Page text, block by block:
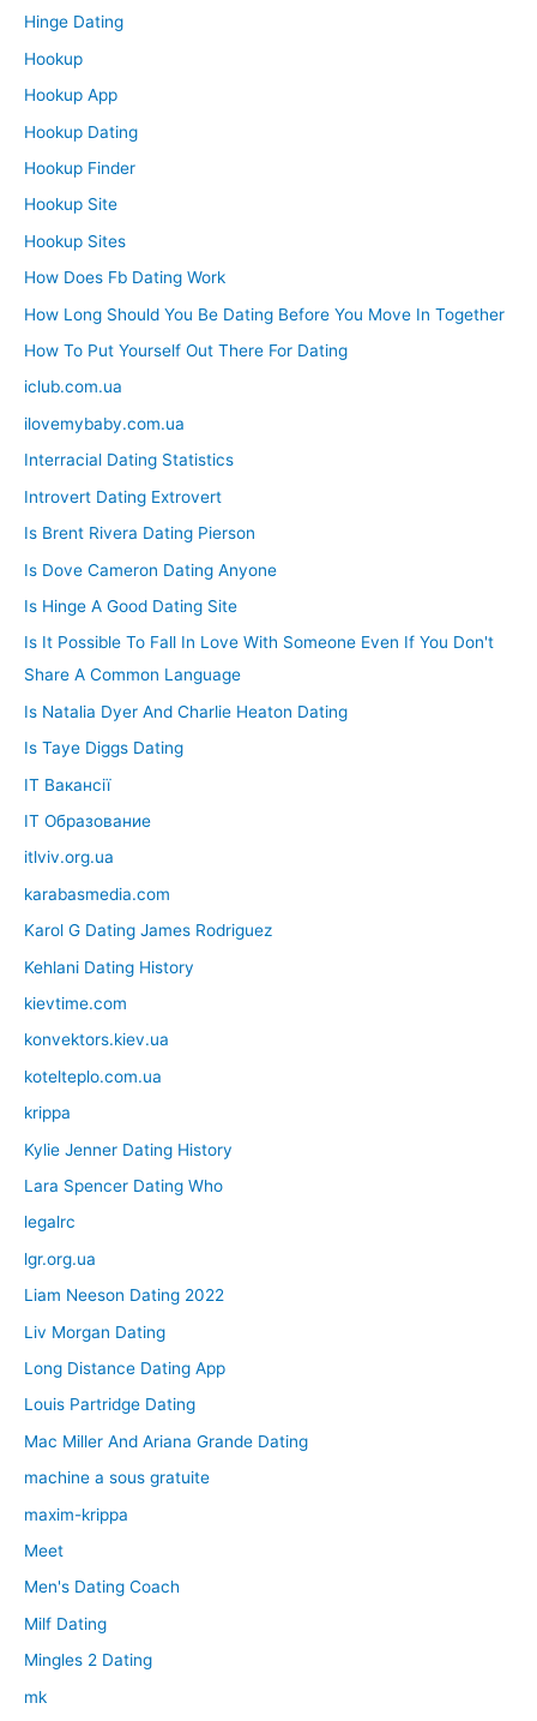
Hinge Dating
Hookup
Hookup App
Hookup Dating
Hookup Finder
Hookup Site
Hookup Sites
How Does Fb Dating Work
How Long Should You Be Dating Before You Move In Together
How To Put Yourself Out There For Dating
iclub.com.ua
ilovemybaby.com.ua
Interracial Dating Statistics
Introvert Dating Extrovert
Is Brent Rivera Dating Pierson
Is Dove Cameron Dating Anyone
Is Hinge A Good Dating Site
Is It Possible To Fall In Love With Someone Even If You Don't
Share A Common Language
Is Natalia Dyer And Charlie Heaton Dating
Is Taye Diggs Dating
IT Вакансії
IT Образование
itlviv.org.ua
karabasmedia.com
Karol G Dating James Rodriguez
Kehlani Dating History
kievtime.com
konvektors.kiev.ua
kotelteplo.com.ua
krippa
Kylie Jenner Dating History
Lara Spencer Dating Who
legalrc
lgr.org.ua
Liam Neeson Dating 2022
Liv Morgan Dating
Long Distance Dating App
Louis Partridge Dating
Mac Miller And Ariana Grande Dating
machine a sous gratuite
maxim-krippa
Meet
Men's Dating Coach
Milf Dating
Mingles 2 Dating
mk